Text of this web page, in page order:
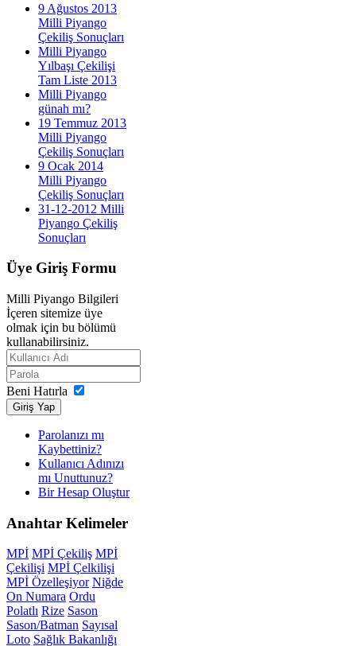
9 Ağustos 2013
Milli Piyango
Çekiliş Sonuçları
Milli Piyango
Yılbaşı Çekilişi
Tam Liste 2013
Milli Piyango
günah mı?
19 Temmuz 2013
Milli Piyango
Çekiliş Sonuçları
9 Ocak 2014
Milli Piyango
Çekiliş Sonuçları
31-12-2012 Milli
Piyango Çekiliş
Sonuçları
Üye Giriş Formu
Milli Piyango Bilgileri
İçeren sitemize üye
olmak için bu bölümü
kullanabilirsiniz.
Beni Hatırla
Giriş Yap
Parolanızı mı
Kaybettiniz?
Kullanıcı Adınızı
mı Unuttunuz?
Bir Hesap Oluştur
Anahtar Kelimeler
MPİ MPİ Çekiliş MPİ
Çekilişi MPİ Çelkilişi
MPİ Özelleşiyor Niğde
On Numara Ordu
Polatlı Rize Sason
Sason/Batman Sayısal
Loto Sağlık Bakanlığı